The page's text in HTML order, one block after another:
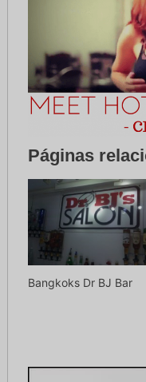
Páginas
Bangkoks Dr BJ Bar